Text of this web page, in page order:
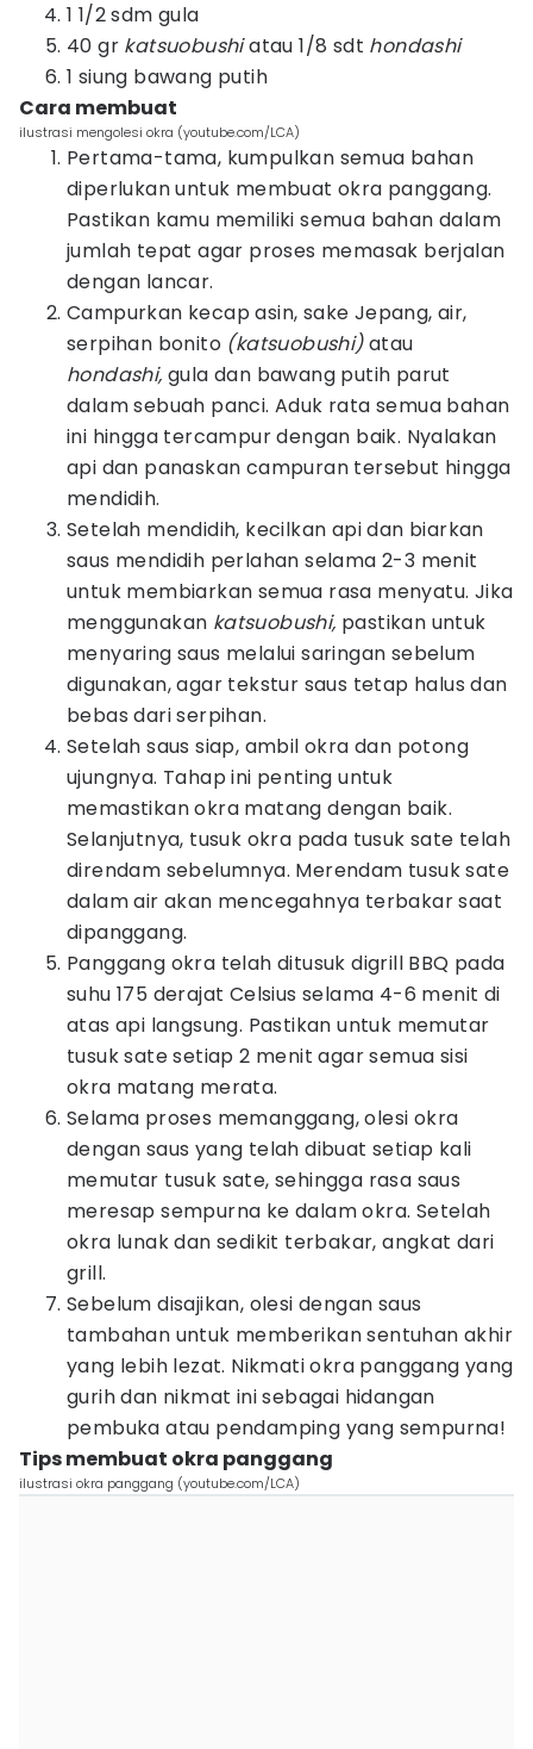
1 1/2 sdm gula
40 gr katsuobushiatau 1/8 sdt hondashi
1 siung bawang putih
Cara membuat
ilustrasi mengolesi okra (youtube.com/LCA)
Pertama-tama, kumpulkan semua bahan
diperlukan untuk membuat okra panggang.
Pastikan kamu memiliki semua bahan dalam
jumlah tepat agar proses memasak berjalan
dengan lancar.
Campurkan kecap asin, sake Jepang, air,
serpihan bonito (katsuobushi)atau
hondashi, gula dan bawang putih parut
dalam sebuah panci. Aduk rata semua bahan
ini hingga tercampur dengan baik. Nyalakan
api dan panaskan campuran tersebut hingga
mendidih.
Setelah mendidih, kecilkan api dan biarkan
saus mendidih perlahan selama 2-3 menit
untuk membiarkan semua rasa menyatu. Jika
menggunakan katsuobushi, pastikan untuk
menyaring saus melalui saringan sebelum
digunakan, agar tekstur saus tetap halus dan
bebas dari serpihan.
Setelah saus siap, ambil okra dan potong
ujungnya. Tahap ini penting untuk
memastikan okra matang dengan baik.
Selanjutnya, tusuk okra pada tusuk sate telah
direndam sebelumnya. Merendam tusuk sate
dalam air akan mencegahnya terbakar saat
dipanggang.
Panggang okra telah ditusuk digrill BBQ pada
suhu 175 derajat Celsius selama 4-6 menit di
atas api langsung. Pastikan untuk memutar
tusuk sate setiap 2 menit agar semua sisi
okra matang merata.
Selama proses memanggang, olesi okra
dengan saus yang telah dibuat setiap kali
memutar tusuk sate, sehingga rasa saus
meresap sempurna ke dalam okra. Setelah
okra lunak dan sedikit terbakar, angkat dari
grill.
Sebelum disajikan, olesi dengan saus
tambahan untuk memberikan sentuhan akhir
yang lebih lezat. Nikmati okra panggang yang
gurih dan nikmat ini sebagai hidangan
pembuka atau pendamping yang sempurna!
Tips membuat okra panggang
ilustrasi okra panggang (youtube.com/LCA)